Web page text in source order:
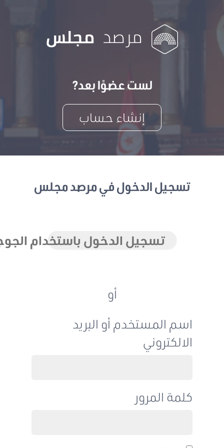
لست عضوًا بعد?
إنشاء حساب
تسجيل الدخول في مرصد مجلس
تسجيل الدخول باستخدام الجوجل
اسم المستخدم أو البريد
الالكتروني
كلمة المرور